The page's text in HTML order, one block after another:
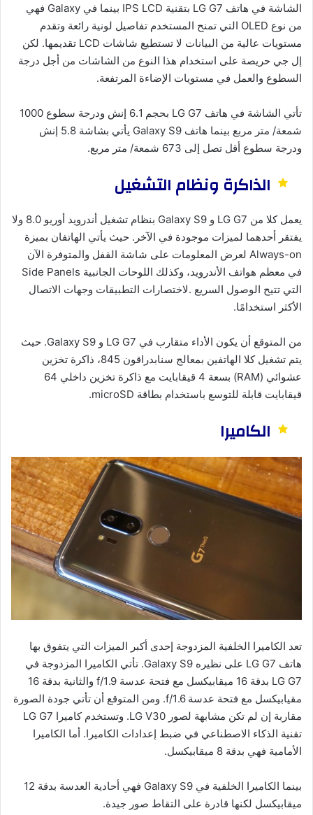
الشاشة في هاتف LG G7 بتقنية IPS LCD بينما في Galaxy فهي
من نوع OLED التي تمنح المستخدم تفاصيل لونية رائعة وتقدم
مستويات عالية من البيانات لا تستطيع شاشات LCD تقديمها. لكن
إل جي حريصة على استخدام هذا النوع من الشاشات من أجل درجة
السطوع والعمل في مستويات الإضاءة المرتفعة.
تأتي الشاشة في هاتف LG G7 بحجم 6.1 إنش ودرجة سطوع 1000
شمعة/ متر مربع بينما هاتف Galaxy S9 يأتي بشاشة 5.8 إنش
ودرجة سطوع أقل تصل إلى 673 شمعة/ متر مربع.
الذاكرة ونظام التشغيل
يعمل كلا من LG G7 و Galaxy S9 بنظام تشغيل أندرويد أوريو 8.0 ولا
يفتقر أحدهما لميزات موجودة في الآخر. حيث يأتي الهاتفان بميزة
Always-on لعرض المعلومات على شاشة القفل والمتوفرة الآن
في معظم هواتف الأندرويد، وكذلك اللوحات الجانبية Side Panels
التي تتيح الوصول السريع .لاختصارات التطبيقات وجهات الاتصال
الأكثر استخدامًا.
من المتوقع أن يكون الأداء متقارب في LG G7 و Galaxy S9. حيث
يتم تشغيل كلا الهاتفين بمعالج سنابدراقون 845، ذاكرة تخزين
عشوائي (RAM) بسعة 4 قيقابايت مع ذاكرة تخزين داخلي 64
قيقابايت قابلة للتوسع باستخدام بطاقة microSD.
الكاميرا
تعد الكاميرا الخلفية المزدوجة إحدى أكبر الميزات التي يتفوق بها
هاتف LG G7 على نظيره Galaxy S9. تأتي الكاميرا المزدوجة في
LG G7 بدقة 16 ميقابيكسل مع فتحة عدسة 1.9/f والثانية بدقة 16
مقيابيكسل مع فتحة عدسة 1.6/f. ومن المتوقع أن تأتي جودة الصورة
مقاربة إن لم تكن مشابهة لصور LG V30. وتستخدم كاميرا LG G7
تقنية الذكاء الاصطناعي في ضبط إعدادات الكاميرا. أما الكاميرا
الأمامية فهي بدقة 8 ميقابيكسل.
بينما الكاميرا الخلفية في Galaxy S9 فهي أحادية العدسة بدقة 12
ميقابيكسل لكنها قادرة على التقاط صور جيدة.